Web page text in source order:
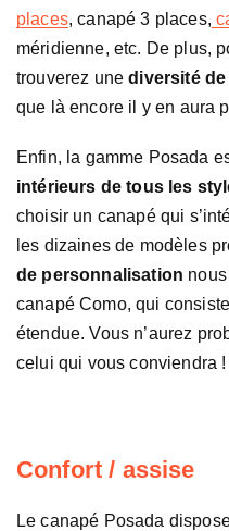
places, canapé 3 places,
méridienne, etc. De plus,
trouverez unediversité
que là encore il y en aura
Enfin, la gamme Posada
intérieurs de tous les
choisir un canapé qui
les dizaines de modèles
de personnalisation
canapé Como, qui
étendue. Vous n’aurez
celui qui vous conviendra !
Confort / assise
Le canapé Posada